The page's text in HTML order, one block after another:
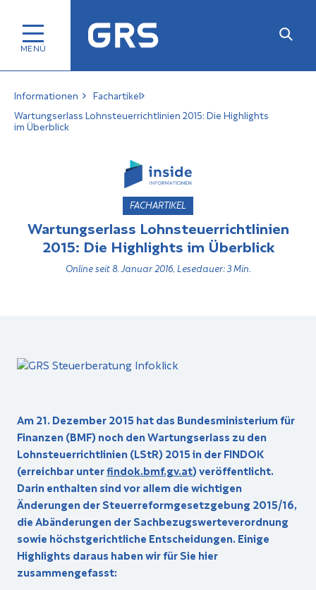
Informationen
Fachartikel
Wartungserlass Lohnsteuerrichtlinien 2015: Die Highlights
im Überblick
FACHARTIKEL
Wartungserlass Lohnsteuerrichtlinien
2015: Die Highlights im Überblick
Online seit 8. Januar 2016, Lesedauer: 3 Min.
Am 21. Dezember 2015 hat das Bundesministerium für
Finanzen (BMF) noch den Wartungserlass zu den
Lohnsteuerrichtlinien (LStR) 2015 in der FINDOK
(erreichbar unterfindok.bmf.gv.at) veröffentlicht.
Darin enthalten sind vor allem die wichtigen
Änderungen der Steuerreformgesetzgebung 2015/16,
die Abänderungen der Sachbezugswerteverordnung
sowie höchstgerichtliche Entscheidungen. Einige
Highlights daraus haben wir für Sie hier
zusammengefasst: